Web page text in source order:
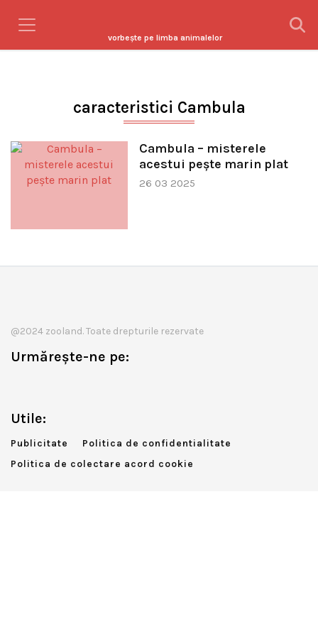
vorbeşte pe limba animalelor
caracteristici Cambula
Cambula – misterele
acestui pește marin plat
26 03 2025
@2024 zooland. Toate drepturile rezervate
Urmărește-ne pe:
Utile:
Publicitate
Politica de confidentialitate
Politica de colectare acord cookie